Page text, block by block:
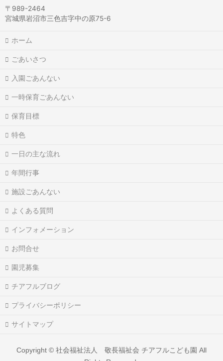
〒989-2464
宮城県岩沼市三色吉字中の原75-6
ホーム
ごあいさつ
入園ごあんない
一時保育ごあんない
保育目標
特色
一日の主な流れ
年間行事
施設ごあんない
よくある質問
インフォメーション
お問合せ
園児募集
チアフルブログ
プライバシーポリシー
サイトマップ
Copyright © 社会福祉法人 敬長福祉会 チアフルこども園 All